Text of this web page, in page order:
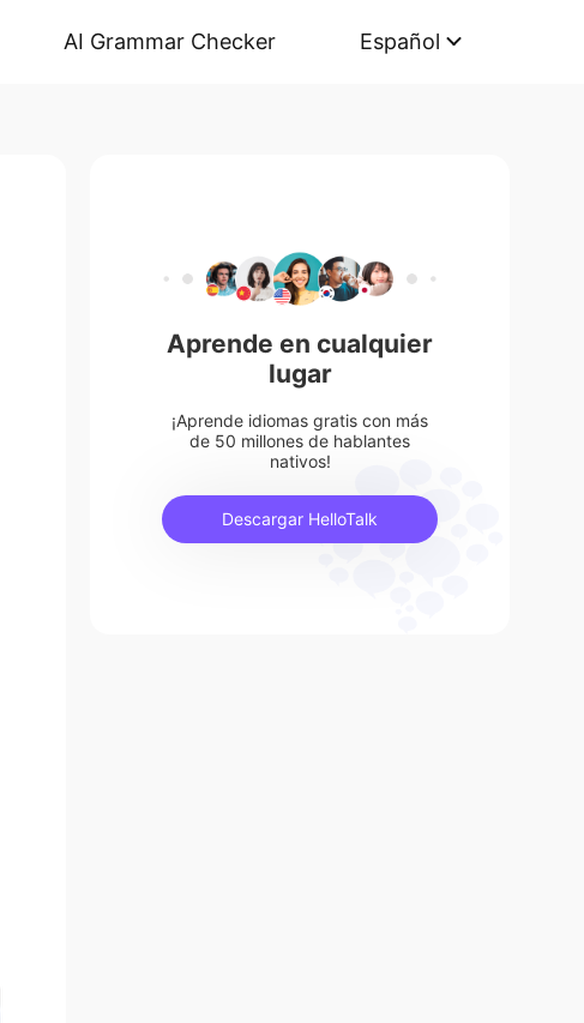
AI Grammar Checker Español
Aprende en cualquier
lugar
¡Aprende idiomas gratis con más
de 50 millones de hablantes
nativos!
Descargar HelloTalk